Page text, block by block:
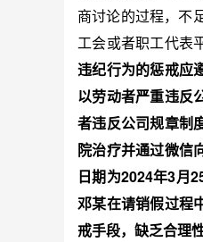
商讨论的过程，不
工会或者职工代表
违纪行为的惩戒应
以劳动者严重违反
者违反公司规章制
院治疗并通过微信
日期为2024年3月
邓某在请销假过程
戒手段，缺乏合理